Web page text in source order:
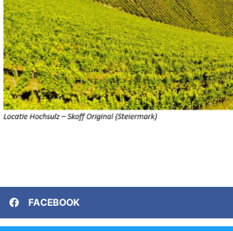
FACEBOOK